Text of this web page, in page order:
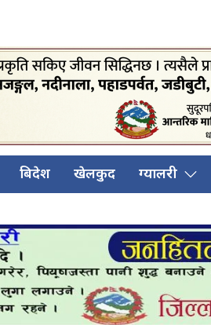
बिदेश खेलकुद ग्यालरी